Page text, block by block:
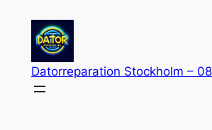
innehåll
Datorreparation Stockholm –